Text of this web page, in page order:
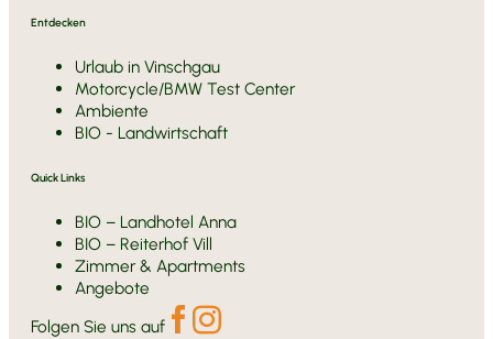
Entdecken
Urlaub in Vinschgau
Motorcycle/BMW Test Center
Ambiente
BIO - Landwirtschaft
Quick Links
BIO – Landhotel Anna
BIO – Reiterhof Vill
Zimmer & Apartments
Angebote
Folgen Sie uns auf